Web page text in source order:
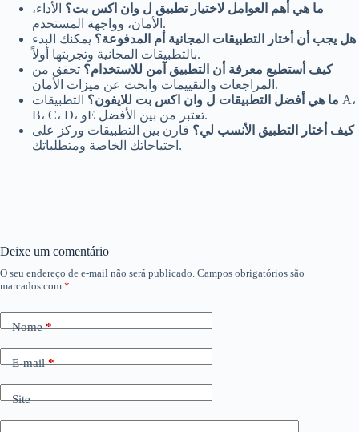
ما هي أهم العوامل لاختيار تطبيق ل وان اكس بت؟ الأداء،
الأمان، وواجهة المستخدم.
هل يجب أن أختار التطبيقات المجانية أم المدفوعة؟ يمكنك البدء
بالتطبيقات المجانية وتجربتها أولاً.
كيف أستطيع معرفة أن التطبيق آمن للاستخدام؟ تحقق من
المراجعات والتقييمات وابحث عن ميزات الأمان.
ما هي أفضل التطبيقات ل وان اكس بت للايفون؟ التطبيقات A،
B، C، D، وE تعتبر من بين الأفضل.
كيف أختار التطبيق الأنسب لي؟ قارن بين التطبيقات وركز على
احتياجاتك الخاصة ومتطلباتك.
Deixe um comentário
O seu endereço de e-mail não será publicado. Campos obrigatórios são
marcados com *
Nome*
E-mail*
Site